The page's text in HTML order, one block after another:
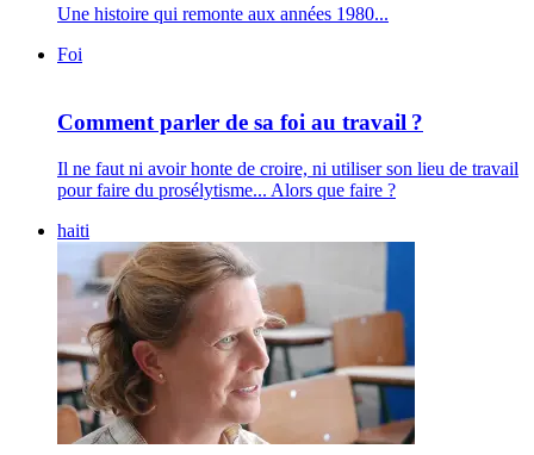
Une histoire qui remonte aux années 1980...
Foi
Comment parler de sa foi au travail ?
Il ne faut ni avoir honte de croire, ni utiliser son lieu de travail
pour faire du prosélytisme... Alors que faire ?
haiti